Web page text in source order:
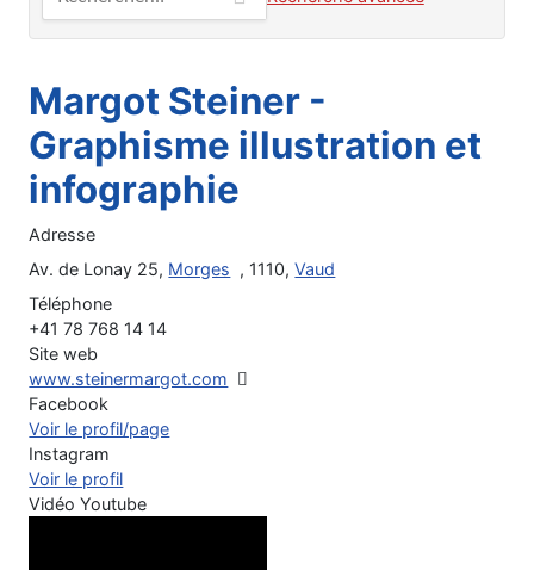
Margot Steiner -
Graphisme illustration et
infographie
Adresse
Av. de Lonay 25, Morges , 1110,Vaud
Téléphone
+41 78 768 14 14
Site web
www.steinermargot.com
Facebook
Voir le profil/page
Instagram
Voir le profil
Vidéo Youtube